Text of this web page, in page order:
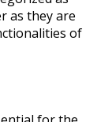
as they are
of